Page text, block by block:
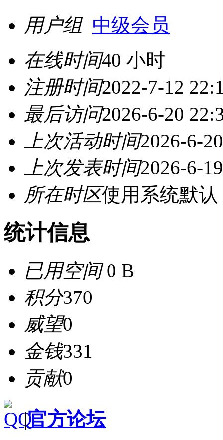
用户组 中级会员
在线时间40 小时
注册时间2022-7-12
最后访问2026-6-20
上次活动时间2026-6-
上次发表时间2026-6-
所在时区使用系统默认
统计信息
已用空间0 B
积分370
威望0
金钱331
贡献0
|官方论坛